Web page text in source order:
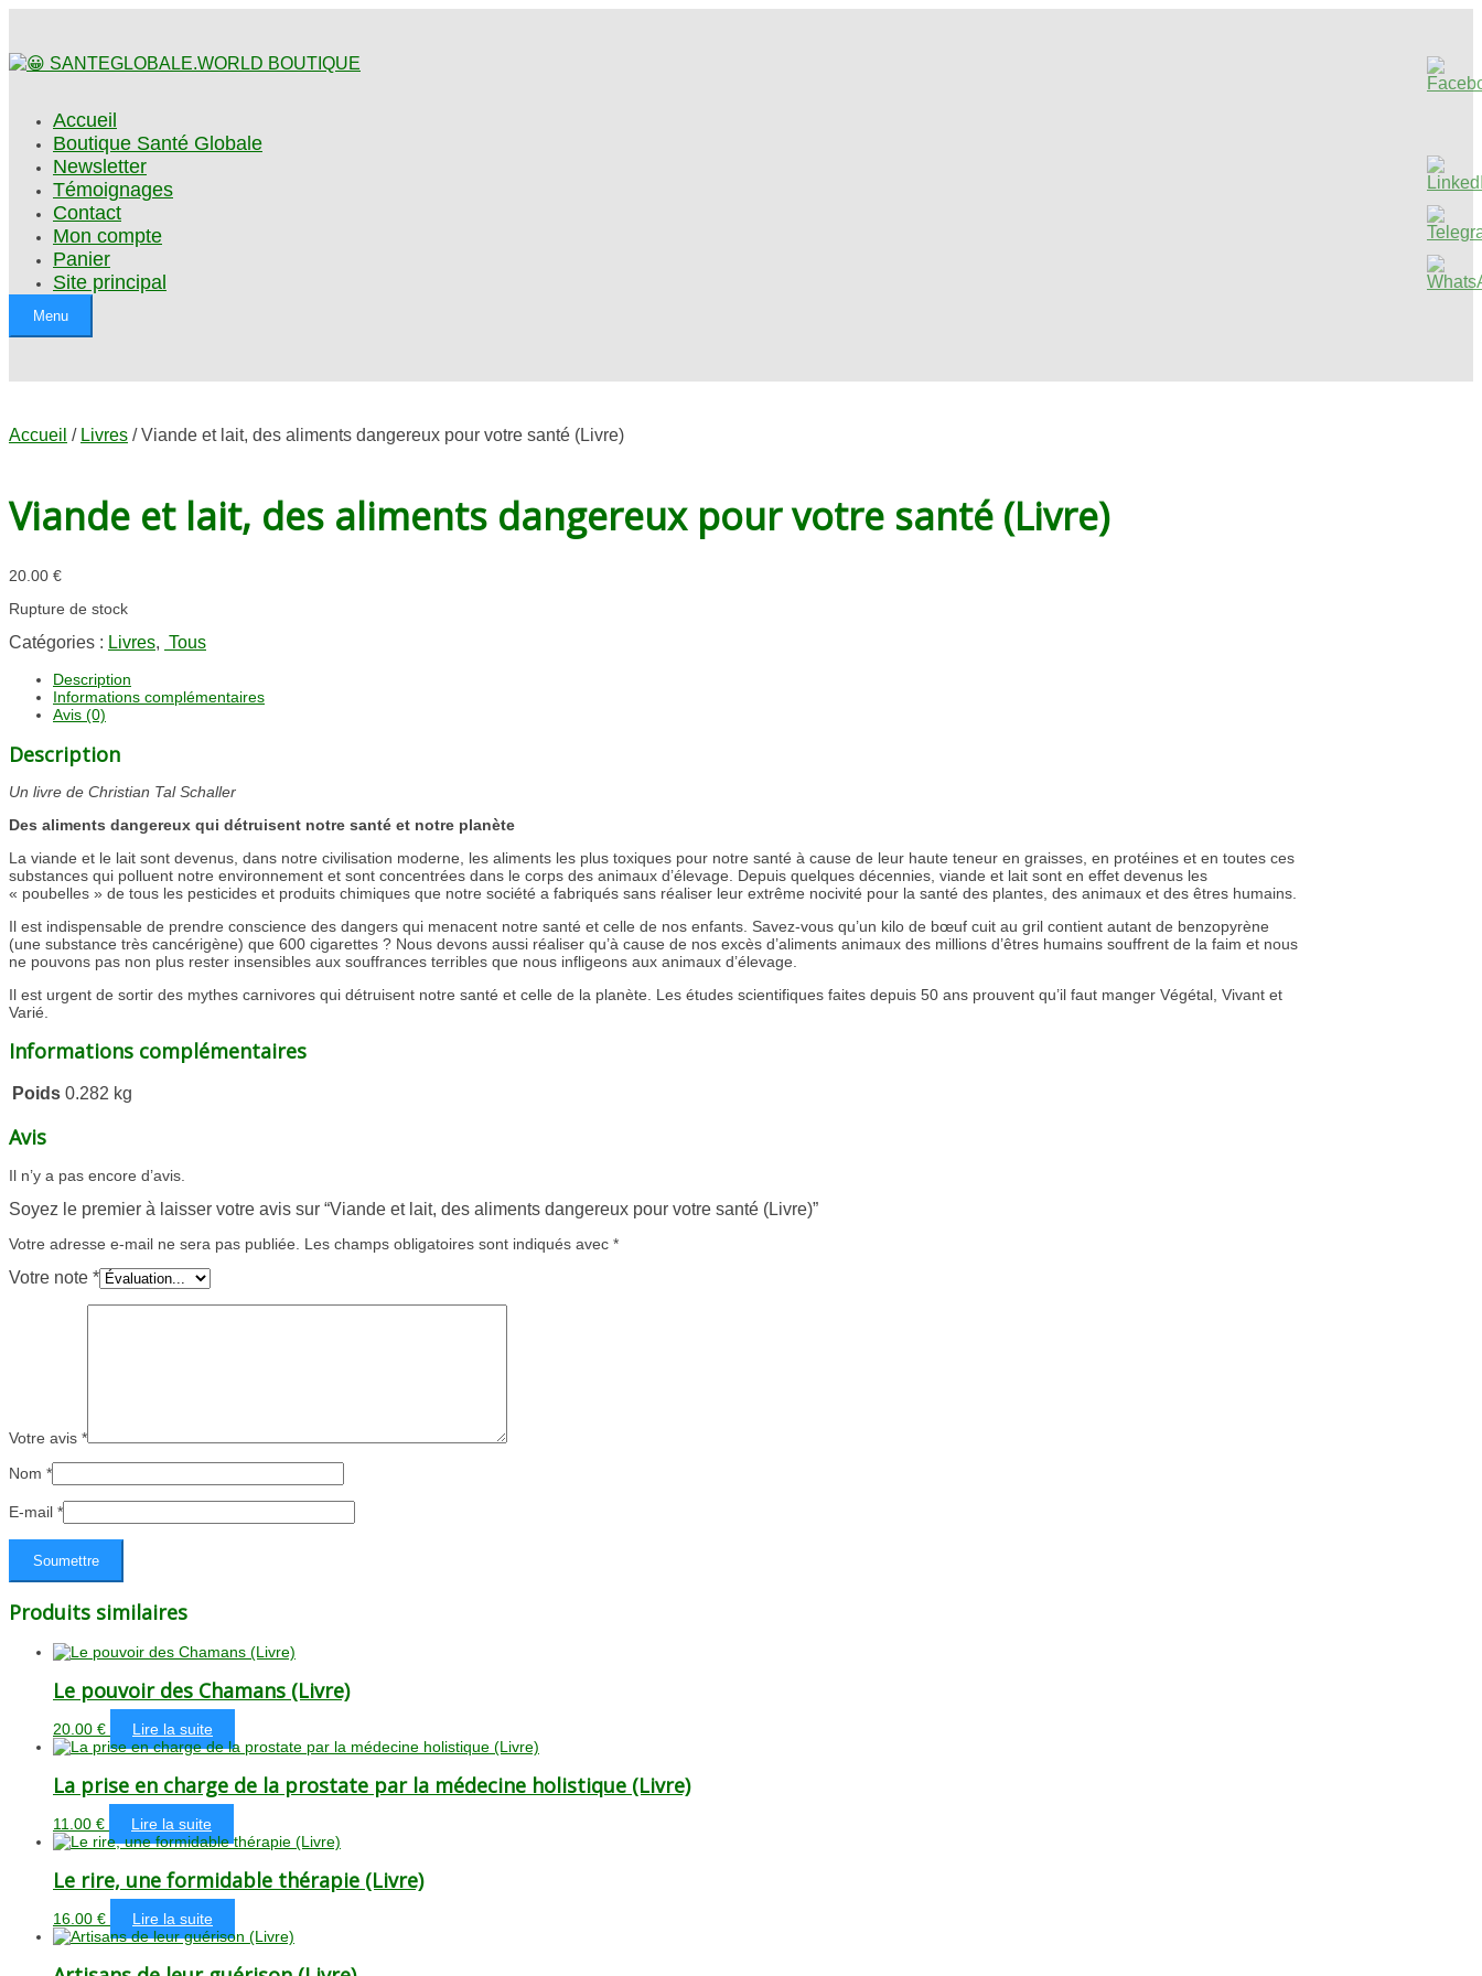
Accueil
Boutique Santé Globale
Newsletter
Témoignages
Contact
Mon compte
Panier
Site principal
Menu
Accueil / Livres / Viande et lait, des aliments dangereux pour votre santé (Livre)
Viande et lait, des aliments dangereux pour votre santé (Livre)
20.00 €
Rupture de stock
Catégories : Livres, Tous
Description
Informations complémentaires
Avis (0)
Description
Un livre de Christian Tal Schaller
Des aliments dangereux qui détruisent notre santé et notre planète
La viande et le lait sont devenus, dans notre civilisation moderne, les aliments les plus toxiques pour notre santé à cause de leur haute teneur en graisses, en protéines et en toutes ces
substances qui polluent notre environnement et sont concentrées dans le corps des animaux d’élevage. Depuis quelques décennies, viande et lait sont en effet devenus les
« poubelles » de tous les pesticides et produits chimiques que notre société a fabriqués sans réaliser leur extrême nocivité pour la santé des plantes, des animaux et des êtres humains.
Il est indispensable de prendre conscience des dangers qui menacent notre santé et celle de nos enfants. Savez-vous qu’un kilo de bœuf cuit au gril contient autant de benzopyrène
(une substance très cancérigène) que 600 cigarettes ? Nous devons aussi réaliser qu’à cause de nos excès d’aliments animaux des millions d’êtres humains souffrent de la faim et nous
ne pouvons pas non plus rester insensibles aux souffrances terribles que nous infligeons aux animaux d’élevage.
Il est urgent de sortir des mythes carnivores qui détruisent notre santé et celle de la planète. Les études scientifiques faites depuis 50 ans prouvent qu’il faut manger Végétal, Vivant et
Varié.
Informations complémentaires
Poids 0.282 kg
Avis
Il n’y a pas encore d’avis.
Soyez le premier à laisser votre avis sur “Viande et lait, des aliments dangereux pour votre santé (Livre)”
Votre adresse e-mail ne sera pas publiée. Les champs obligatoires sont indiqués avec *
Votre note *
Votre avis *
Nom *
E-mail *
Produits similaires
Le pouvoir des Chamans (Livre)
20.00 € Lire la suite
La prise en charge de la prostate par la médecine holistique (Livre)
11.00 € Lire la suite
Le rire, une formidable thérapie (Livre)
16.00 € Lire la suite